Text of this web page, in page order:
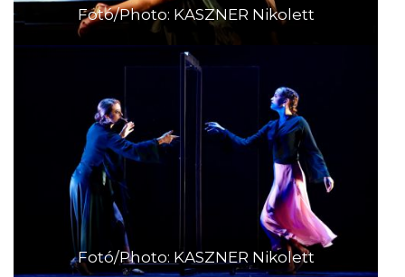
Fotó/Photo: KASZNER Nikolett
Fotó/Photo: KASZNER Nikolett